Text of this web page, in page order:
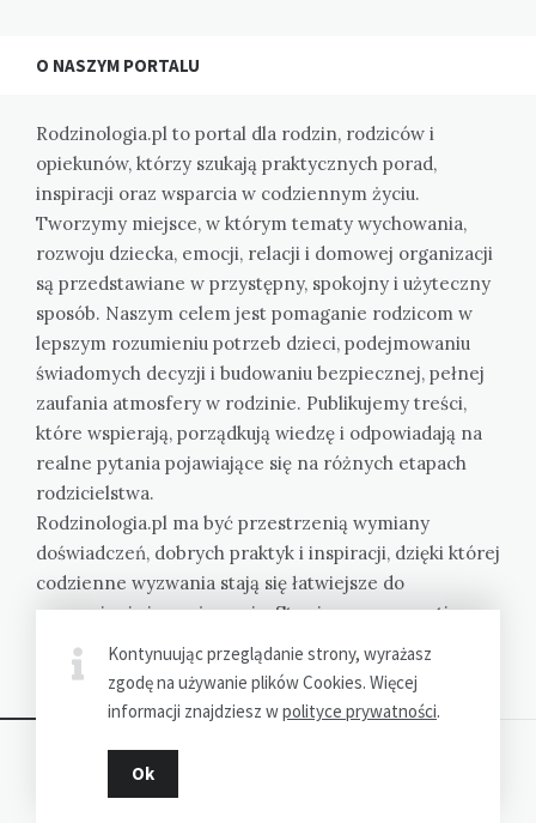
O NASZYM PORTALU
Rodzinologia.pl to portal dla rodzin, rodziców i
opiekunów, którzy szukają praktycznych porad,
inspiracji oraz wsparcia w codziennym życiu.
Tworzymy miejsce, w którym tematy wychowania,
rozwoju dziecka, emocji, relacji i domowej organizacji
są przedstawiane w przystępny, spokojny i użyteczny
sposób. Naszym celem jest pomaganie rodzicom w
lepszym rozumieniu potrzeb dzieci, podejmowaniu
świadomych decyzji i budowaniu bezpiecznej, pełnej
zaufania atmosfery w rodzinie. Publikujemy treści,
które wspierają, porządkują wiedzę i odpowiadają na
realne pytania pojawiające się na różnych etapach
rodzicielstwa.
Rodzinologia.pl ma być przestrzenią wymiany
doświadczeń, dobrych praktyk i inspiracji, dzięki której
codzienne wyzwania stają się łatwiejsze do
zrozumienia i przeżywania. Stawiamy na empatię,
konkret i bliskość spraw ważnych dla każdego domu.
Bez oceniania, z troską i uwagą.
Dziękujemy za wizytę - Rodzinologia.pl © 2023
Kontynuując przeglądanie strony, wyrażasz
zgodę na używanie plików Cookies. Więcej
informacji znajdziesz wpolityce prywatności.
Ok